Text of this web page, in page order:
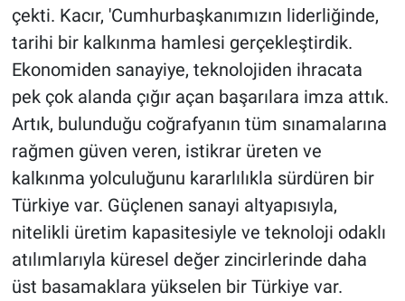
çekti. Kacır, 'Cumhurbaşkanımızın liderliğinde,
tarihi bir kalkınma hamlesi gerçekleştirdik.
Ekonomiden sanayiye, teknolojiden ihracata
pek çok alanda çığır açan başarılara imza attık.
Artık, bulunduğu coğrafyanın tüm sınamalarına
rağmen güven veren, istikrar üreten ve
kalkınma yolculuğunu kararlılıkla sürdüren bir
Türkiye var. Güçlenen sanayi altyapısıyla,
nitelikli üretim kapasitesiyle ve teknoloji odaklı
atılımlarıyla küresel değer zincirlerinde daha
üst basamaklara yükselen bir Türkiye var.